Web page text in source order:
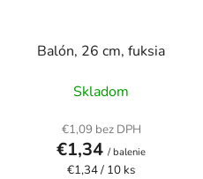
Balón, 26 cm, fuksia
Skladom
€1,09 bez DPH
€1,34 / balenie
Jednotková
€1,34 / 10 ks